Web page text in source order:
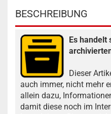
BESCHREIBUNG
Es handelt
Dieser
auch immer, nicht mehr
allein dazu,
damit diese noch im